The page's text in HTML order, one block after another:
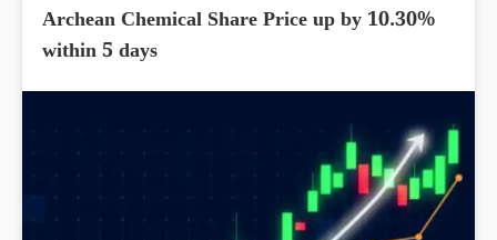
Archean Chemical Share Price up by 10.30%
within 5 days